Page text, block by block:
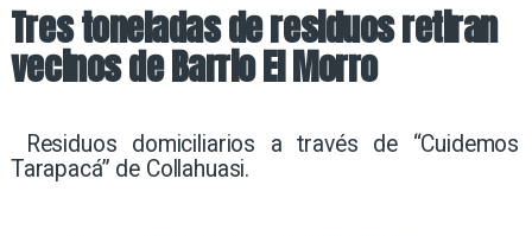
Tres toneladas de residuos retiran
vecinos de Barrio El Morro
​ Residuos domiciliarios a través de “Cuidemos
Tarapacá” de Collahuasi. ​